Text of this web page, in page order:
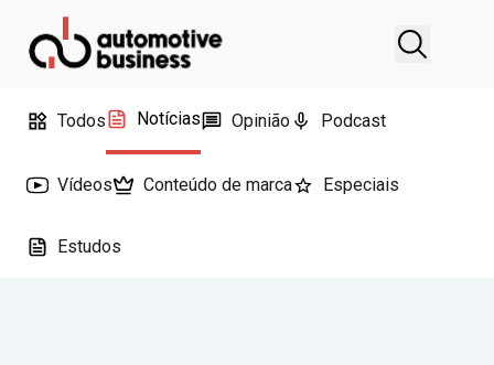
Todos Notícias Opinião Podcast
Vídeos Conteúdo de marca Especiais
Estudos